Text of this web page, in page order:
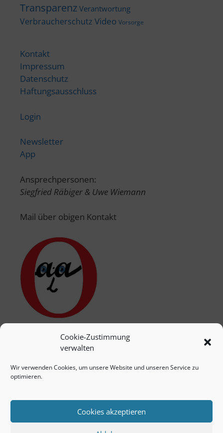
Cookie-Zustimmung
verwalten
Wir verwenden Cookies, um unsere Website und unseren Service zu
optimieren.
Cookies akzeptieren
Transparenz Verantwortung
Verbraucherschutz Video Vorsorge
Kontakt
Impressum
Datenschutz
Haftungsausschluss
Login
Newsletter
App
Ansprechpersonen:
Siegfried Räbiger & Uwe Wiemann
Mail über obigen Kontakt